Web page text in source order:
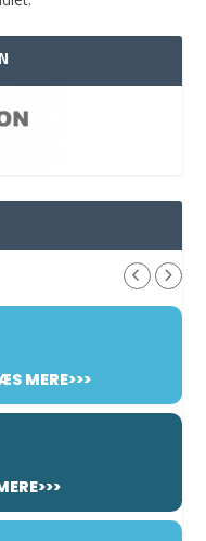
MERE>>>